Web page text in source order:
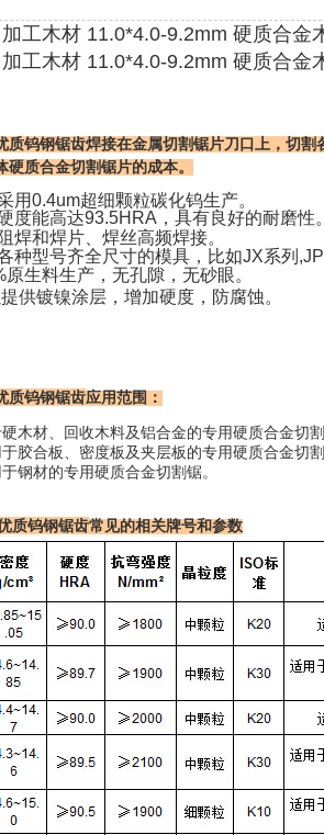
工木材 11.0*4.0-9.2mm 硬质合金
工木材 11.0*4.0-9.2mm 硬质合金
质钨钢锯齿焊接在金属切割锯片刀口上 ，切
硬质合金切割锯片的成本。
用0.4um超细颗粒碳化钨生产。
能高达93.5HRA，具有良好的耐磨性。
焊和焊片、焊丝高频焊接。
种型号齐全尺寸的模具，比如JX系列
生料生产， 无孔隙，无砂眼。
供镀镍涂层，增加硬度，防腐蚀。
质钨钢锯齿应用范围：
材、回收木料及铝合金的专用硬质合金切割
胶合板、密度板及夹层板的专用硬质合金切割
钢材的专用硬质合金切割锯。
质钨钢锯齿常见的相关牌号和参数